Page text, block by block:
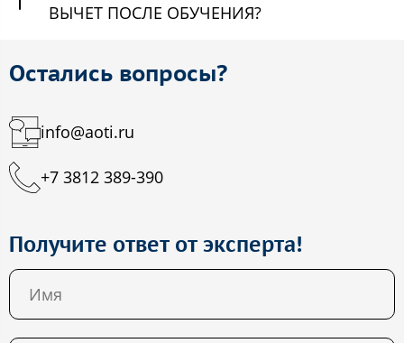
ВЫЧЕТ ПОСЛЕ ОБУЧЕНИЯ?
Остались вопросы?
info@aoti.ru
+7 3812 389-390
Получите ответ от эксперта!